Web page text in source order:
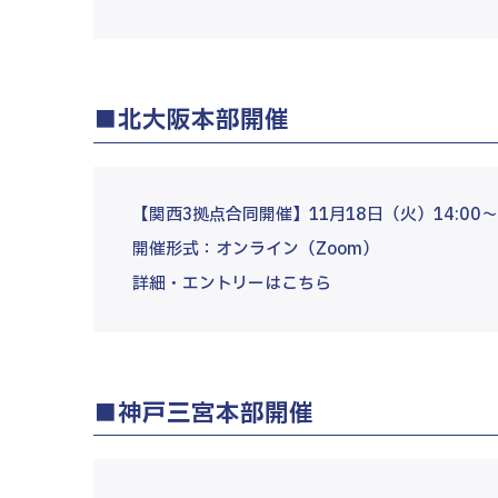
■北大阪本部開催
【関西3拠点合同開催】11月18日（火）14:00
開催形式：オンライン（Zoom）
詳細・エントリーはこちら
■神戸三宮本部開催